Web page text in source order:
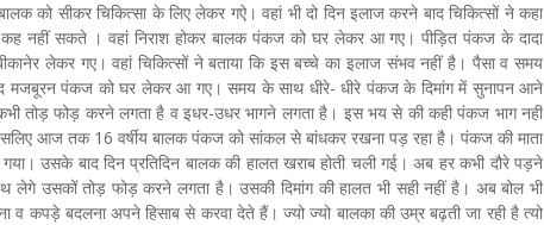
को सीकर चिकित्सा के लिए लेकर गऐ। वहां भी दो दिन इलाज करने बाद चिकित्सों ने कहा
कह नहीं सकते । वहां निराश होकर बालक पंकज को घर लेकर आ गए। पीड़ित पंकज के दादा
लेकर गए। वहां चिकित्सों ने बताया कि इस बच्चे का इलाज संभव नहीं है। पैसा व समय
मजबूरन पंकज को घर लेकर आ गए। समय के साथ धीरे- धीरे पंकज के दिमांग में सुनापन आने
तोड़ फोड़ करने लगता है व इधर-उधर भागने लगता है। इस भय से की कही पंकज भाग नहीं
आज तक 16 वर्षीय बालक पंकज को सांकल से बांधकर रखना पड़ रहा है। पंकज की माता
उसके बाद दिन प्रतिदिन बालक की हालत खराब होती चली गई। अब हर कभी दौरे पड़ने
उसकों तोड़ फोड़ करने लगता है। उसकी दिमांग की हालत भी सही नहीं है। अब बोल भी
व कपड़े बदलना अपने हिसाब से करवा देते हैं। ज्यो ज्यो बालका की उम्र बढ़ती जा रही है त्यो